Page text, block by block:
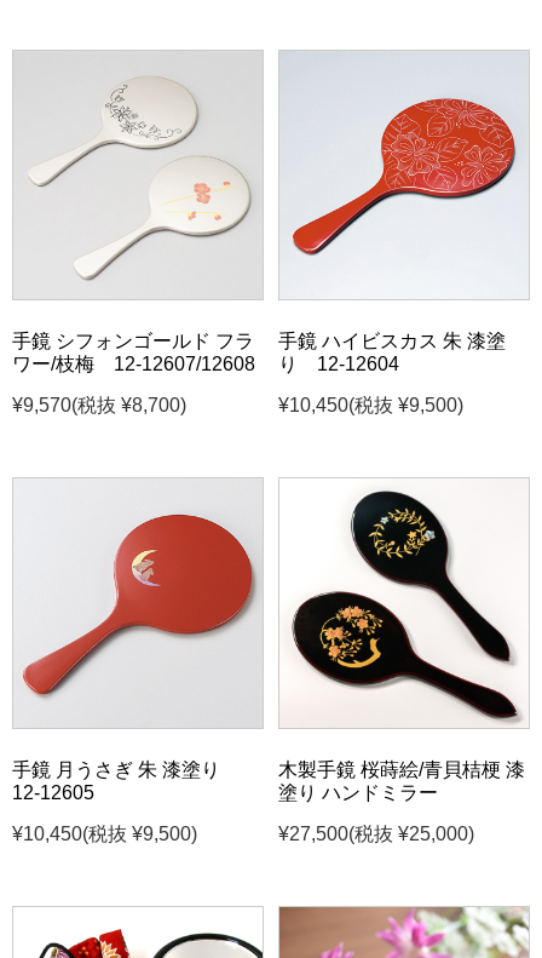
手鏡 シフォンゴールド フラ
ワー/枝梅 12-12607/12608
¥9,570(税抜 ¥8,700)
手鏡 ハイビスカス 朱 漆塗
り 12-12604
¥10,450(税抜 ¥9,500)
手鏡 月うさぎ 朱 漆塗り
12-12605
¥10,450(税抜 ¥9,500)
木製手鏡 桜蒔絵/青貝桔梗 漆
塗り ハンドミラー
¥27,500(税抜 ¥25,000)